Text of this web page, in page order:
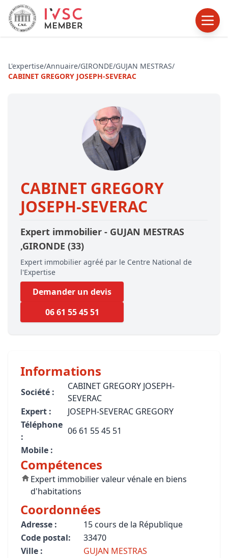
L'expertise/Annuaire/GIRONDE/GUJAN MESTRAS/
CABINET GREGORY JOSEPH-SEVERAC
CABINET GREGORY
JOSEPH-SEVERAC
Expert immobilier - GUJAN MESTRAS
,GIRONDE (33)
Expert immobilier agréé par le Centre National de
l'Expertise
Demander un devis
06 61 55 45 51
Informations
Société :
CABINET GREGORY JOSEPH-
SEVERAC
Expert :
JOSEPH-SEVERAC GREGORY
Téléphone
:
06 61 55 45 51
Mobile :
Compétences
Expert immobilier valeur vénale en biens
d'habitations
Coordonnées
Adresse :
15 cours de la République
Code postal:
33470
Ville :
GUJAN MESTRAS